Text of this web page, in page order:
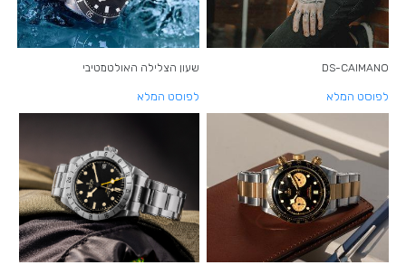
DS-CAIMANO
לפוסט המלא
שעון הצלילה האולטמטיבי
לפוסט המלא